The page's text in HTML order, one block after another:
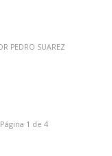
PEDRO SUAREZ
Página 1 de 4